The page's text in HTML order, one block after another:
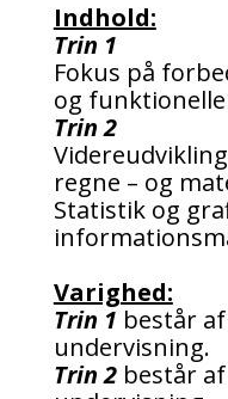
Indhold:
Trin 1
Fokus på
og
Trin 2
regne – og
Statistik og
Varighed:
Trin 1 består
undervisning.
Trin 2består af